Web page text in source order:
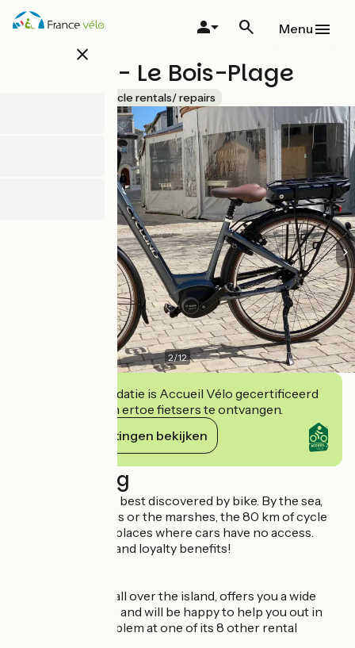
Overslaan
en
close
Menu
Cycland - Le Bois-Plage
Bicycle rentals/ repairs
2/12
Deze accommodatie is Accueil Vélo gecertificeerd
en verbindt zich ertoe fietsers te ontvangen.
Haar verplichtingen bekijken
Beschrijving
The island of Ré is best discovered by bike. By the sea,
through the woods or the marshes, the 80 km of cycle
paths take you to places where cars have no access.
A warm welcome and loyalty benefits!
Cycland, present all over the island, offers you a wide
choice of bicycles and will be happy to help you out in
the event of a problem at one of its 8 other rental